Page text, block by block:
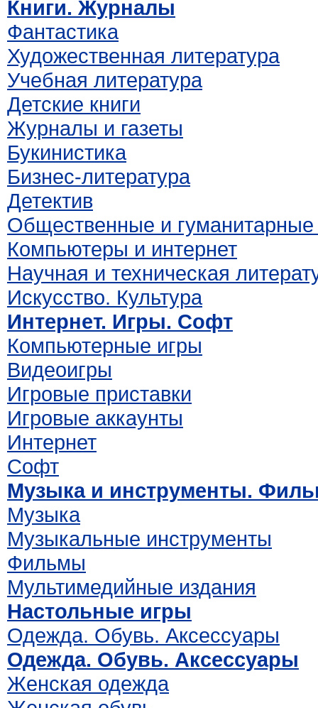
Книги. Журналы
Фантастика
Художественная литература
Учебная литература
Детские книги
Журналы и газеты
Букинистика
Бизнес-литература
Детектив
Общественные и гуманитарные
Компьютеры и интернет
Научная и техническая
Искусство. Культура
Интернет. Игры. Софт
Компьютерные игры
Видеоигры
Игровые приставки
Игровые аккаунты
Интернет
Софт
Музыка и инструменты.
Музыка
Музыкальные инструменты
Фильмы
Мультимедийные издания
Настольные игры
Одежда. Обувь. Аксессуары
Одежда. Обувь. Аксессуары
Женская одежда